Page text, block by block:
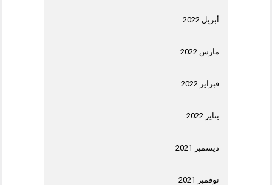
أبريل 2022
مارس 2022
فبراير 2022
يناير 2022
ديسمبر 2021
نوفمبر 2021